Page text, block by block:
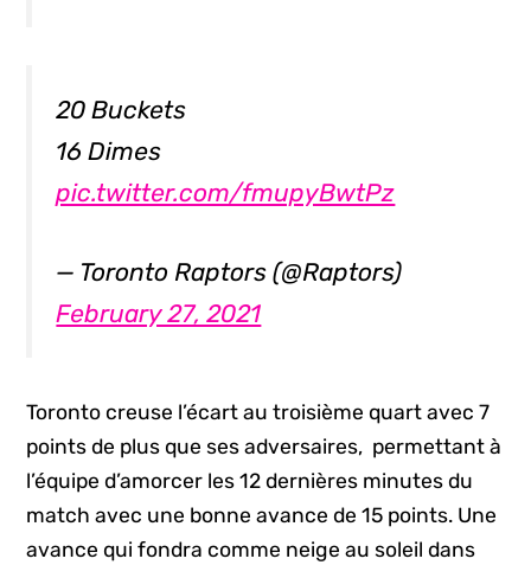
20 Buckets
16 Dimes
pic.twitter.com/fmupyBwtPz
— Toronto Raptors (@Raptors)
February 27, 2021
Toronto creuse l’écart au troisième quart avec 7
points de plus que ses adversaires, permettant à
l’équipe d’amorcer les 12 dernières minutes du
match avec une bonne avance de 15 points. Une
avance qui fondra comme neige au soleil dans